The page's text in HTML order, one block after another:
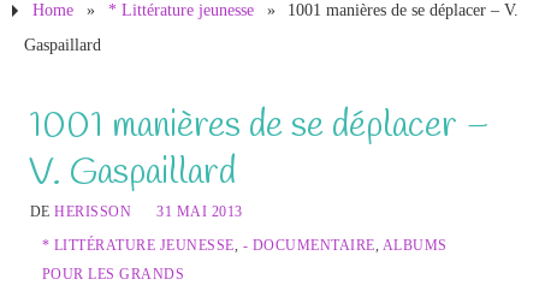
Home » * Littérature jeunesse »
1001 manières de se déplacer – V.
Gaspaillard
1001 manières de se déplacer –
V. Gaspaillard
DEHERISSON
31 MAI 2013
* LITTÉRATURE JEUNESSE, - DOCUMENTAIRE, ALBUMS
POUR LES GRANDS